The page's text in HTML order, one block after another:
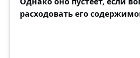
расходовать его